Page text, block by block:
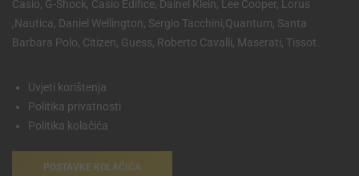
Casio, G-Shock, Casio Edifice, Dainel Klein, Lee Cooper, Lorus
,Nautica, Daniel Wellington, Sergio Tacchini,Quantum, Santa
Barbara Polo, Citizen, Guess, Roberto Cavalli, Maserati, Tissot.
Uvjeti korištenja
Politika privatnosti
Politika kolačića
POSTAVKE KOLAČIĆA